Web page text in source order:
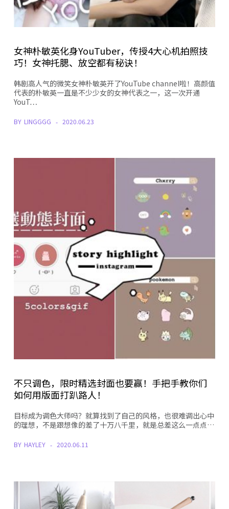
女神朴敏英化身YouTuber，传授4大心机拍照技
巧！女神托腮、放空都有秘诀！
韩剧高人气的微笑女神朴敏英开了YouTube channel啦！高颜值
代表的朴敏英一直是不少少女的女神代表之一，这一次开通
YouT…
BY LINGGGG 2020.06.23
不只调色，限时精选封面也要赢！手把手教你们
如何用版面打趴路人！
目标成为调色大师吗？就算找到了自己的风格，也很难调出心中
的理想，不是跟想像的差了十万八千里，就是总差这么一点点…
BY HAYLEY 2020.06.11